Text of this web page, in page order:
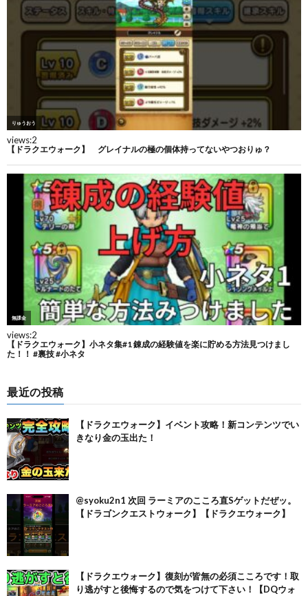
最近の投稿
【ドラクエウォーク】イベント攻略！新コンテンツでい
きなり金の玉出た！
@syoku2n1 次回 ラーミアのこころ直Sゲットだぜッ。
【ドラゴンクエストウォーク】【ドラクエウォーク】
【ドラクエウォーク】復刻が皆無の必須こころです！取
り逃がすと後悔するので気をつけて下さい！【DQウォ